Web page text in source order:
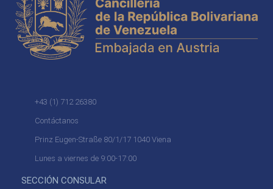
+43 (1) 712 26380
Contáctanos
Prinz Eugen-Straße 80/1/17 1040 Viena
Lunes a viernes de 9:00-17:00
SECCIÓN CONSULAR